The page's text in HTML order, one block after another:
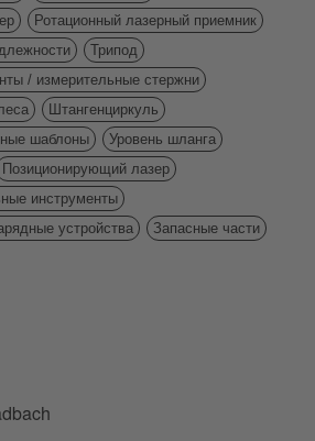
Ротационный лазерный приемник
Трипод
/ измерительные стержни
Штангенциркуль
шаблоны
Уровень шланга
Позиционирующий лазер
инструменты
устройства
Запасные части